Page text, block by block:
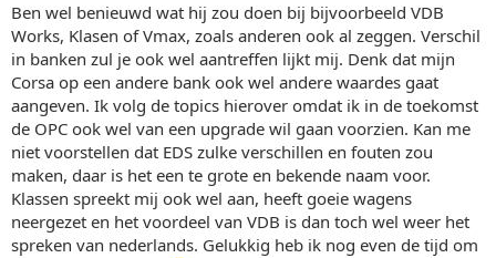
Ben wel benieuwd wat hij zou doen bij bijvoorbeeld VDB
Works, Klasen of Vmax, zoals anderen ook al zeggen. Verschil
in banken zul je ook wel aantreffen lijkt mij. Denk dat mijn
Corsa op een andere bank ook wel andere waardes gaat
aangeven. Ik volg de topics hierover omdat ik in de toekomst
de OPC ook wel van een upgrade wil gaan voorzien. Kan me
niet voorstellen dat EDS zulke verschillen en fouten zou
maken, daar is het een te grote en bekende naam voor.
Klassen spreekt mij ook wel aan, heeft goeie wagens
neergezet en het voordeel van VDB is dan toch wel weer het
spreken van nederlands. Gelukkig heb ik nog even de tijd om